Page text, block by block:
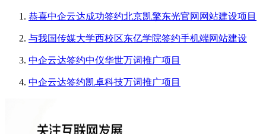
恭喜中企云达成功签约北京凯擎东光官网网站建设项目
与我国传媒大学西校区东亿学院签约手机端网站建设
中企云达签约中仪华世万词推广项目
中企云达签约凯卓科技万词推广项目